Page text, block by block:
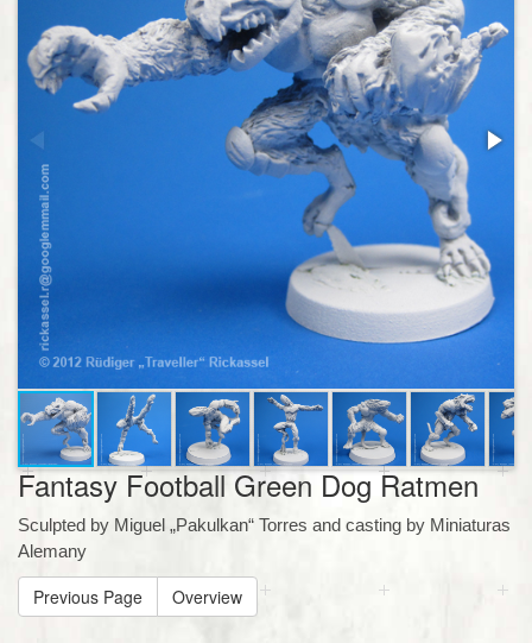
Fantasy Football Green Dog Ratmen
Sculpted by Miguel „Pakulkan“ Torres and casting by Miniaturas
Alemany
Previous Page Overview